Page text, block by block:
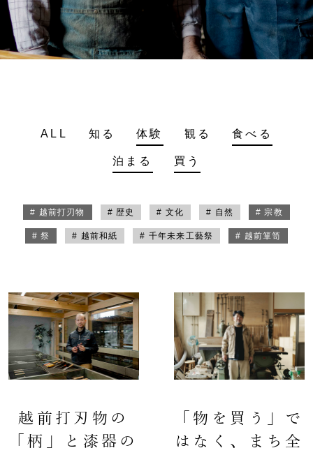
ALL 知る 体験 観る 食べる
泊まる 買う
# 越前打刃物 # 歴史 # 文化 # 自然 # 宗教
# 祭 # 越前和紙 # 千年未来工藝祭 # 越前箪笥
越前打刃物の
「柄」と漆器の
「物を買う」で
はなく、まち全